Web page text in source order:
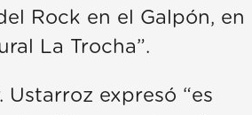
Rock en el Galpón, en
La Trocha”.
Ustarroz expresó “es